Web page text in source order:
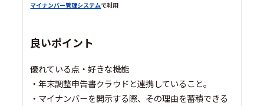
マイナンバー管理システムで利用
良いポイント
優れている点・好きな機能
・年末調整申告書クラウドと連携していること。
・マイナンバーを開示する際、その理由を蓄積できる